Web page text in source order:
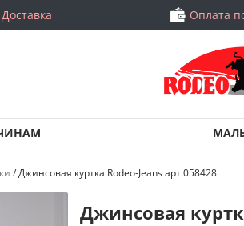
Доставка Оплата
/Джинсовая куртка Rodeo-Jeans арт.058428
Джинсовая